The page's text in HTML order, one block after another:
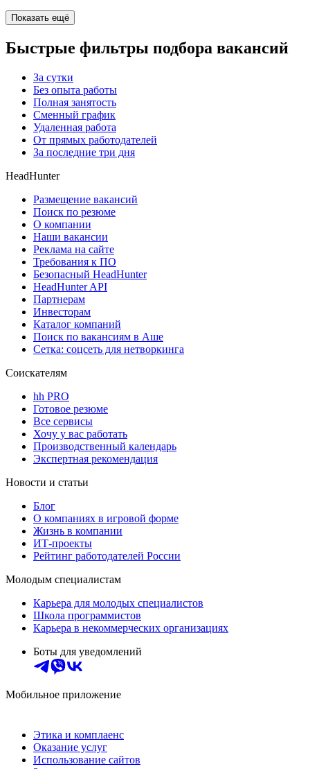
Показать ещё
Быстрые фильтры подбора вакансий
За сутки
Без опыта работы
Полная занятость
Сменный график
Удаленная работа
От прямых работодателей
За последние три дня
HeadHunter
Размещение вакансий
Поиск по резюме
О компании
Наши вакансии
Реклама на сайте
Требования к ПО
Безопасный HeadHunter
HeadHunter API
Партнерам
Инвесторам
Каталог компаний
Поиск по вакансиям в Аше
Сетка: соцсеть для нетворкинга
Соискателям
hh PRO
Готовое резюме
Все сервисы
Хочу у вас работать
Производственный календарь
Экспертная рекомендация
Новости и статьи
Блог
О компаниях в игровой форме
Жизнь в компании
ИТ-проекты
Рейтинг работодателей России
Молодым специалистам
Карьера для молодых специалистов
Школа программистов
Карьера в некоммерческих организациях
Боты для уведомлений
Мобильное приложение
Этика и комплаенс
Оказание услуг
Использование сайтов